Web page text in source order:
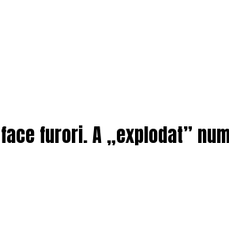
face furori. A „explodat”